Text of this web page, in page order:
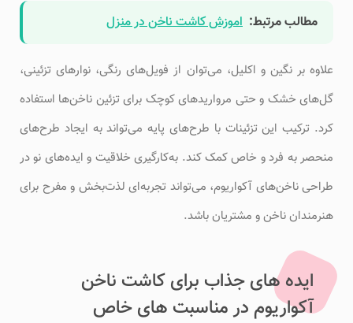
مطالب مرتبط: اموزش کاشت ناخن در منزل
علاوه بر نگین و اکلیل، می‌توان از فویل‌های رنگی، نوارهای تزئینی،
گل‌های خشک و حتی مرواریدهای کوچک برای تزئین ناخن‌ها استفاده
کرد. ترکیب این تزئینات با طرح‌های پایه می‌تواند به ایجاد طرح‌های
منحصر به فرد و خاص کمک کند. به‌کارگیری خلاقیت و ایده‌های نو در
طراحی ناخن‌های آکواریوم، می‌تواند تجربه‌ای لذت‌بخش و مفرح برای
هنرمندان ناخن و مشتریان باشد.
ایده های جذاب برای کاشت ناخن
آکواریوم در مناسبت های خاص